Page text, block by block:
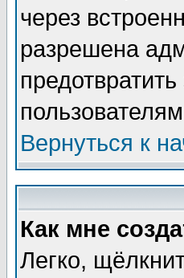
через
разрешена
Вернуться к
Как мне
Легко,